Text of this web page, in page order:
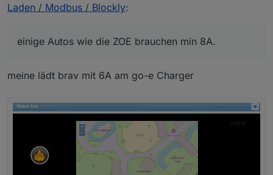
Laden / Modbus / Blockly:
einige Autos wie die ZOE brauchen min 8A.
meine lädt brav mit 6A am go-e Charger